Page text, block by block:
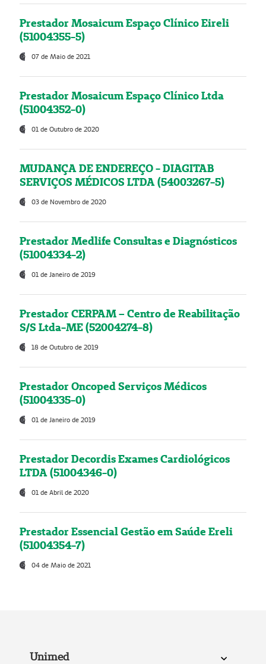
Prestador Mosaicum Espaço Clínico Eireli
(51004355-5)
07 de Maio de 2021
Prestador Mosaicum Espaço Clínico Ltda
(51004352-0)
01 de Outubro de 2020
MUDANÇA DE ENDEREÇO - DIAGITAB
SERVIÇOS MÉDICOS LTDA (54003267-5)
03 de Novembro de 2020
Prestador Medlife Consultas e Diagnósticos
(51004334-2)
01 de Janeiro de 2019
Prestador CERPAM – Centro de Reabilitação
S/S Ltda-ME (52004274-8)
18 de Outubro de 2019
Prestador Oncoped Serviços Médicos
(51004335-0)
01 de Janeiro de 2019
Prestador Decordis Exames Cardiológicos
LTDA (51004346-0)
01 de Abril de 2020
Prestador Essencial Gestão em Saúde Ereli
(51004354-7)
04 de Maio de 2021
Unimed